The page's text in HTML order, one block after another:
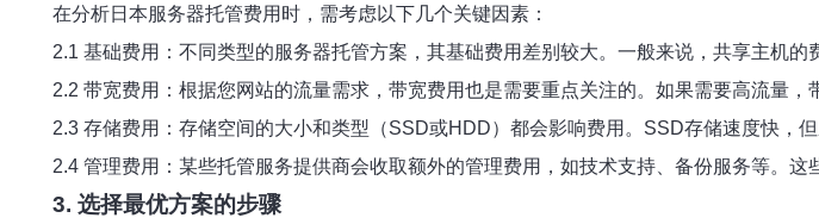
在分析日本服务器托管费用时，需考虑以下几个关键因素：
2.1 基础费用：不同类型的服务器托管方案，其基础费用差别较大。一般来说，共享主机的
2.2 带宽费用：根据您网站的流量需求，带宽费用也是需要重点关注的。如果需要高流量，
2.3 存储费用：存储空间的大小和类型（SSD或HDD）都会影响费用。SSD存储速度快，但
2.4 管理费用：某些托管服务提供商会收取额外的管理费用，如技术支持、备份服务等。这
3. 选择最优方案的步骤